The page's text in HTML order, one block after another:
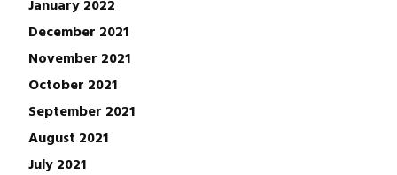
December 2021
November 2021
October 2021
September 2021
August 2021
July 2021